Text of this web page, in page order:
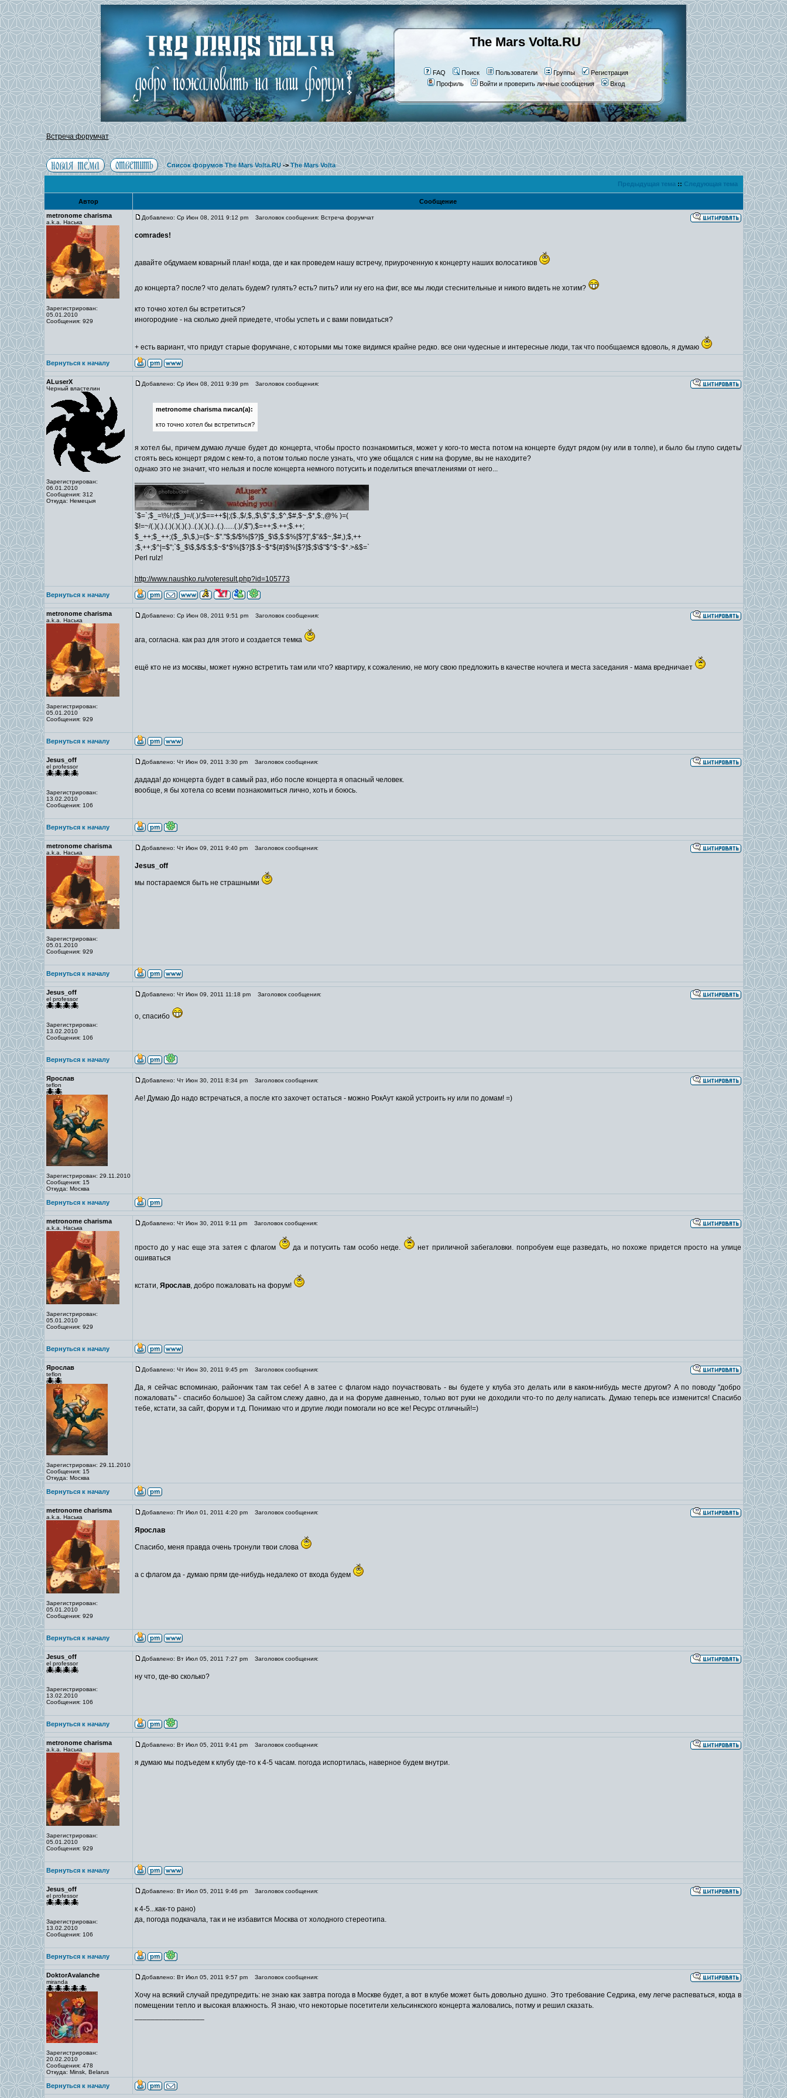
The Mars Volta.RU
FAQ Поиск Пользователи Группы
Регистрация
Профиль
Войти и проверить личные сообщения Вход
Встреча форумчат
Список форумов The Mars Volta.RU->The Mars Volta
Предыдущая тема :: Следующая тема
Автор
Сообщение
metronome charisma
a.k.a. Наська
Зарегистрирован:
05.01.2010
Сообщения: 929
Добавлено: Ср Июн 08, 2011 9:12 pm Заголовок сообщения: Встреча форумчат
comrades!
давайте обдумаем коварный план! когда, где и как проведем нашу встречу, приуроченную к концерту наших волосатиков
до концерта? после? что делать будем? гулять? есть? пить? или ну его на фиг, все мы люди стеснительные и никого видеть не хотим?
кто точно хотел бы встретиться?
иногородние - на сколько дней приедете, чтобы успеть и с вами повидаться?
+ есть вариант, что придут старые форумчане, с которыми мы тоже видимся крайне редко. все они чудесные и интересные люди, так что пообщаемся вдоволь, я думаю
Вернуться к началу
ALuserX
Черный властелин
Зарегистрирован:
06.01.2010
Сообщения: 312
Откуда: Немецыя
Добавлено: Ср Июн 08, 2011 9:39 pm Заголовок сообщения:
metronome charisma писал(а):
кто точно хотел бы встретиться?
я хотел бы, причем думаю лучше будет до концерта, чтобы просто познакомиться, может у кого-то места потом на концерте будут рядом (ну или в толпе), и было бы глупо сидеть/
стоять весь концерт рядом с кем-то, а потом только после узнать, что уже общался с ним на форуме, вы не находите?
однако это не значит, что нельзя и после концерта немного потусить и поделиться впечатлениями от него...
`$=`;$_=\%!;($_)=/(.)/;$==++$|;($.,$/,$,,$\,$",$;,$^,$#,$~,$*,$:,@% )=(
$!=~/(.)(.).(.)(.)(.)(.)..(.)(.)(.)..(.)......(.)/,$"),$=++;$.++;$.++;
$_++;$_++;($_,$\,$,)=($~.$"."$;$/$%[$?]$_$\$,$:$%[$?]",$"&$~,$#,);$,++
;$,++;$^|=$";`$_$\$,$/$:$;$~$*$%[$?]$.$~$*${#}$%[$?]$;$\$"$^$~$*.>&$=`
Perl rulz!
http://www.naushko.ru/voteresult.php?id=105773
Вернуться к началу
metronome charisma
a.k.a. Наська
Зарегистрирован:
05.01.2010
Сообщения: 929
Добавлено: Ср Июн 08, 2011 9:51 pm Заголовок сообщения:
ага, согласна. как раз для этого и создается темка
ещё кто не из москвы, может нужно встретить там или что? квартиру, к сожалению, не могу свою предложить в качестве ночлега и места заседания - мама вредничает
Вернуться к началу
Jesus_off
el professor
Зарегистрирован:
13.02.2010
Сообщения: 106
Добавлено: Чт Июн 09, 2011 3:30 pm Заголовок сообщения:
дадада! до концерта будет в самый раз, ибо после концерта я опасный человек.
вообще, я бы хотела со всеми познакомиться лично, хоть и боюсь.
Вернуться к началу
metronome charisma
a.k.a. Наська
Зарегистрирован:
05.01.2010
Сообщения: 929
Добавлено: Чт Июн 09, 2011 9:40 pm Заголовок сообщения:
Jesus_off
мы постараемся быть не страшными
Вернуться к началу
Jesus_off
el professor
Зарегистрирован:
13.02.2010
Сообщения: 106
Добавлено: Чт Июн 09, 2011 11:18 pm Заголовок сообщения:
о, спасибо
Вернуться к началу
Ярослав
teflon
Зарегистрирован: 29.11.2010
Сообщения: 15
Откуда: Москва
Добавлено: Чт Июн 30, 2011 8:34 pm Заголовок сообщения:
Ае! Думаю До надо встречаться, а после кто захочет остаться - можно РокАут какой устроить ну или по домам! =)
Вернуться к началу
metronome charisma
a.k.a. Наська
Зарегистрирован:
05.01.2010
Сообщения: 929
Добавлено: Чт Июн 30, 2011 9:11 pm Заголовок сообщения:
просто до у нас еще эта затея с флагом да и потусить там особо негде.
нет приличной забегаловки. попробуем еще разведать, но похоже придется просто на улице
ошиваться
кстати, Ярослав, добро пожаловать на форум!
Вернуться к началу
Ярослав
teflon
Зарегистрирован: 29.11.2010
Сообщения: 15
Откуда: Москва
Добавлено: Чт Июн 30, 2011 9:45 pm Заголовок сообщения:
Да, я сейчас вспоминаю, райончик там так себе! А в затее с флагом надо поучаствовать - вы будете у клуба это делать или в каком-нибудь месте другом? А по поводу "добро
пожаловать" - спасибо большое) За сайтом слежу давно, да и на форуме давненько, только вот руки не доходили что-то по делу написать. Думаю теперь все изменится! Спасибо
тебе, кстати, за сайт, форум и т.д. Понимаю что и другие люди помогали но все же! Ресурс отличный!=)
Вернуться к началу
metronome charisma
a.k.a. Наська
Зарегистрирован:
05.01.2010
Сообщения: 929
Добавлено: Пт Июл 01, 2011 4:20 pm Заголовок сообщения:
Ярослав
Спасибо, меня правда очень тронули твои слова
а с флагом да - думаю прям где-нибудь недалеко от входа будем
Вернуться к началу
Jesus_off
el professor
Зарегистрирован:
13.02.2010
Сообщения: 106
Добавлено: Вт Июл 05, 2011 7:27 pm Заголовок сообщения:
ну что, где-во сколько?
Вернуться к началу
metronome charisma
a.k.a. Наська
Зарегистрирован:
05.01.2010
Сообщения: 929
Добавлено: Вт Июл 05, 2011 9:41 pm Заголовок сообщения:
я думаю мы подъедем к клубу где-то к 4-5 часам. погода испортилась, наверное будем внутри.
Вернуться к началу
Jesus_off
el professor
Зарегистрирован:
13.02.2010
Сообщения: 106
Добавлено: Вт Июл 05, 2011 9:46 pm Заголовок сообщения:
к 4-5...как-то рано)
да, погода подкачала, так и не избавится Москва от холодного стереотипа.
Вернуться к началу
DoktorAvalanche
miranda
Зарегистрирован:
20.02.2010
Сообщения: 478
Откуда: Minsk, Belarus
Добавлено: Вт Июл 05, 2011 9:57 pm Заголовок сообщения:
Хочу на всякий случай предупредить: не знаю как завтра погода в Москве будет, а вот в клубе может быть довольно душно. Это требование Седрика, ему легче распеваться, когда в
помещении тепло и высокая влажность. Я знаю, что некоторые посетители хельсинкского концерта жаловались, потму и решил сказать.
Вернуться к началу